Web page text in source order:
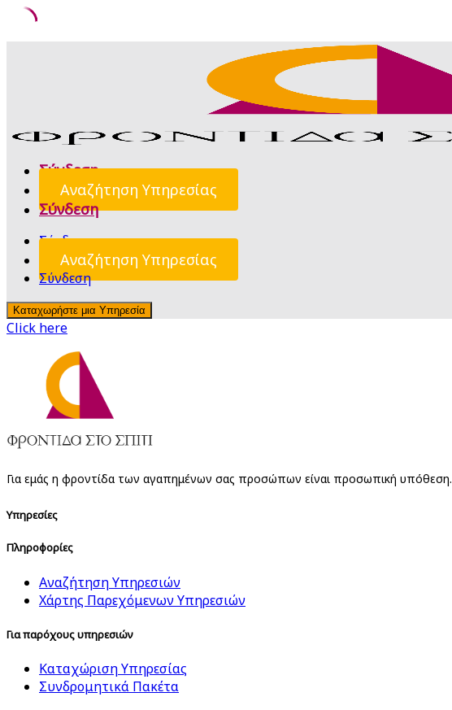
Σύνδεση
Αναζήτηση Υπηρεσίας
Σύνδεση
Σύνδεση
Αναζήτηση Υπηρεσίας
Σύνδεση
Καταχωρήστε μια Υπηρεσία
Click here
Για εμάς η φροντίδα των αγαπημένων σας προσώπων είναι προσωπική υπόθεση.
Υπηρεσίες
Πληροφορίες
Αναζήτηση Υπηρεσιών
Χάρτης Παρεχόμενων Υπηρεσιών
Για παρόχους υπηρεσιών
Καταχώριση Υπηρεσίας
Συνδρομητικά Πακέτα